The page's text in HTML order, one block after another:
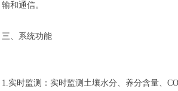
输和通信。
三、系统功能
1.实时监测：实时监测土壤水分、养分含量、